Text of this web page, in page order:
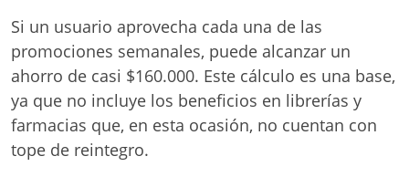
Si un usuario aprovecha cada una de las
promociones semanales, puede alcanzar un
ahorro de casi $160.000. Este cálculo es una base,
ya que no incluye los beneficios en librerías y
farmacias que, en esta ocasión, no cuentan con
tope de reintegro.